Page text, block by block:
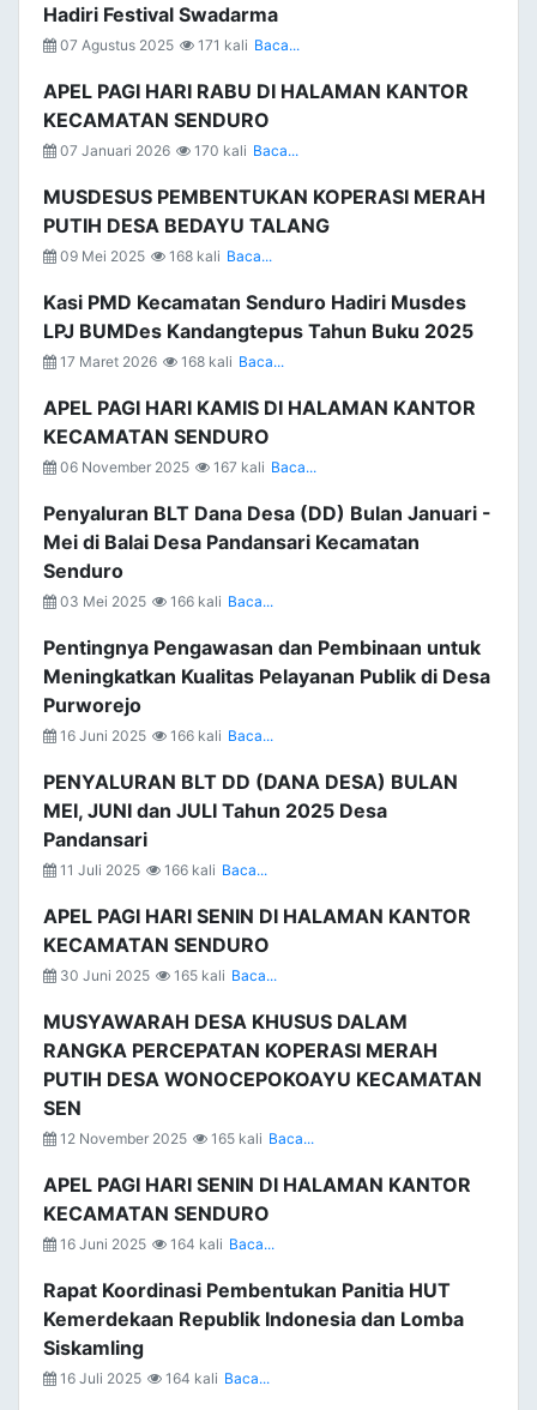
Hadiri Festival Swadarma
07 Agustus 2025 171 kali Baca...
APEL PAGI HARI RABU DI HALAMAN KANTOR
KECAMATAN SENDURO
07 Januari 2026 170 kali Baca...
MUSDESUS PEMBENTUKAN KOPERASI MERAH
PUTIH DESA BEDAYU TALANG
09 Mei 2025 168 kali Baca...
Kasi PMD Kecamatan Senduro Hadiri Musdes
LPJ BUMDes Kandangtepus Tahun Buku 2025
17 Maret 2026 168 kali Baca...
APEL PAGI HARI KAMIS DI HALAMAN KANTOR
KECAMATAN SENDURO
06 November 2025 167 kali Baca...
Penyaluran BLT Dana Desa (DD) Bulan Januari -
Mei di Balai Desa Pandansari Kecamatan
Senduro
03 Mei 2025 166 kali Baca...
Pentingnya Pengawasan dan Pembinaan untuk
Meningkatkan Kualitas Pelayanan Publik di Desa
Purworejo
16 Juni 2025 166 kali Baca...
PENYALURAN BLT DD (DANA DESA) BULAN
MEI, JUNI dan JULI Tahun 2025 Desa
Pandansari
11 Juli 2025 166 kali Baca...
APEL PAGI HARI SENIN DI HALAMAN KANTOR
KECAMATAN SENDURO
30 Juni 2025 165 kali Baca...
MUSYAWARAH DESA KHUSUS DALAM
RANGKA PERCEPATAN KOPERASI MERAH
PUTIH DESA WONOCEPOKOAYU KECAMATAN
SEN
12 November 2025 165 kali Baca...
APEL PAGI HARI SENIN DI HALAMAN KANTOR
KECAMATAN SENDURO
16 Juni 2025 164 kali Baca...
Rapat Koordinasi Pembentukan Panitia HUT
Kemerdekaan Republik Indonesia dan Lomba
Siskamling
16 Juli 2025 164 kali Baca...